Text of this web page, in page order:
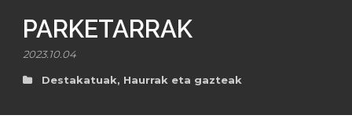
PARKETARRAK
2023.10.04
Destakatuak, Haurrak eta gazteak